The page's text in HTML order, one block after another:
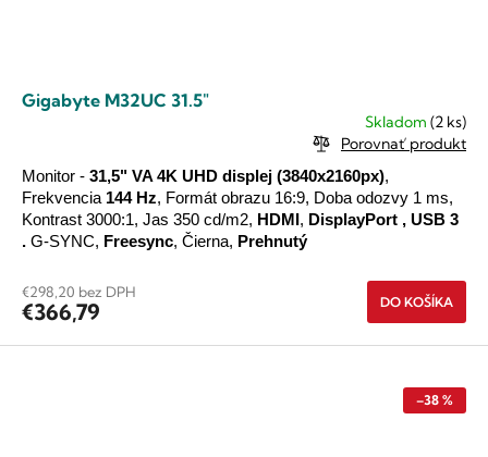
Gigabyte M32UC 31.5"
Skladom (2 ks)
Porovnať produkt
€298,20 bez DPH
€366,79 DO KOŠÍKA
Monitor - 31,5" VA 4K UHD displej (3840x2160px),
Frekvencia 144 Hz, Formát obrazu 16:9, Doba odozvy 1 ms,
Kontrast 3000:1, Jas 350 cd/m2, HDMI , DisplayPort , USB 3
. G-SYNC, Freesync, Čierna, Prehnutý
–38 %